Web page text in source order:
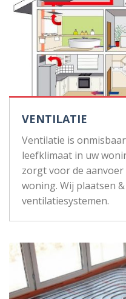
VENTILATIE
Ventilatie is
leefklimaat in uw
zorgt voor de
woning. Wij plaatsen
ventilatiesystemen.